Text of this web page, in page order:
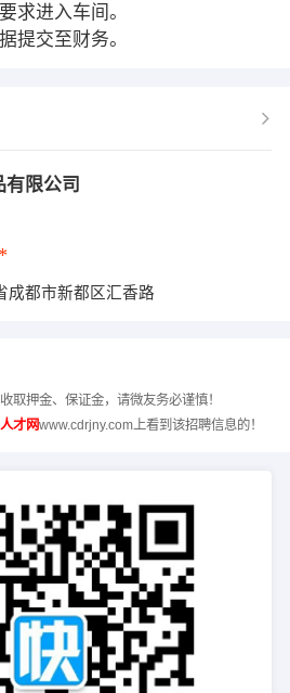
求进入车间。
提交至财务。
有限公司
成都市新都区汇香路
取押金、保证金，请微友务必谨慎！
才网www.cdrjny.com上看到该招聘信息的！